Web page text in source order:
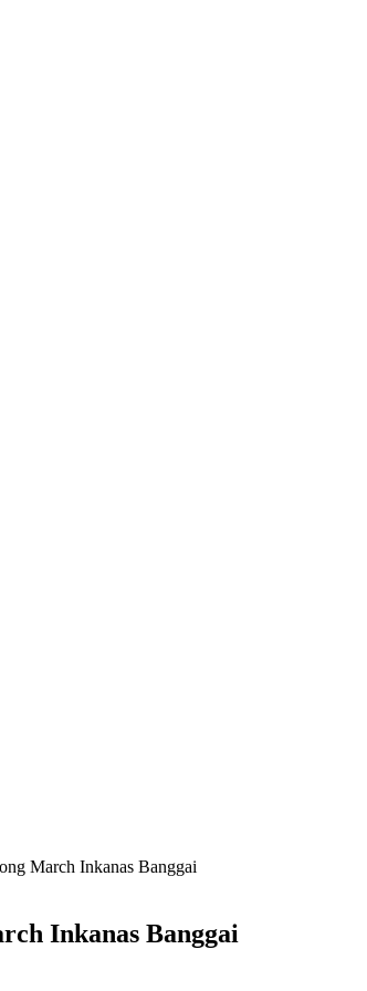
March Inkanas Banggai
Inkanas Banggai